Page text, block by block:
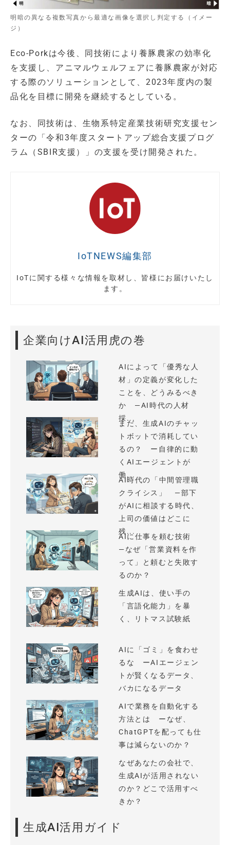
明暗の異なる複数写真から最適な画像を選択し判定する（イメー
ジ）
Eco-Porkは今後、同技術により養豚農家の効率化
を支援し、アニマルウェルフェアに養豚農家が対応
する際のソリューションとして、2023年度内の製
品化を目標に開発を継続するとしている。
なお、同技術は、生物系特定産業技術研究支援セン
ターの「令和3年度スタートアップ総合支援プログ
ラム（SBIR支援）」の支援を受け開発された。
IoTNEWS編集部
IoTに関する様々な情報を取材し、皆様にお届けいたし
ます。
企業向けAI活用虎の巻
AIによって「優秀な人
材」の定義が変化した
ことを、どうみるべき
か —AI時代の人材
採...
まだ、生成AIのチャッ
トボットで消耗してい
るの？ ー自律的に動
くAIエージェントが
働...
AI時代の「中間管理職
クライシス」 —部下
がAIに相談する時代、
上司の価値はどこに
残...
AIに仕事を頼む技術
—なぜ「営業資料を作
って」と頼むと失敗す
るのか？
生成AIは、使い手の
「言語化能力」を暴
く、リトマス試験紙
AIに「ゴミ」を食わせ
るな ーAIエージェン
トが賢くなるデータ、
バカになるデータ
AIで業務を自動化する
方法とは ーなぜ、
ChatGPTを配っても仕
事は減らないのか？
なぜあなたの会社で、
生成AIが活用されない
のか？どこで活用すべ
きか？
生成AI活用ガイド